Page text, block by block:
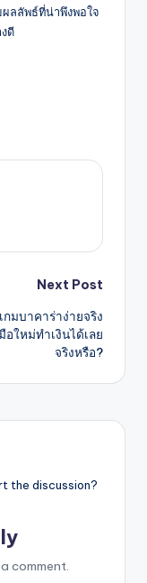
ผลลัพธ์ที่น่าพึงพอใจ
ดี
Next Post
กมบาคาร่าง่ายจริง
อใหม่ทำเงินได้เลย
จริงหรือ?
the discussion?
comment.